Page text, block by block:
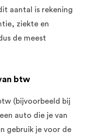
aantal is rekening
ziekte en
de meest
btw
(bijvoorbeeld bij
auto die je van
gebruik je voor de